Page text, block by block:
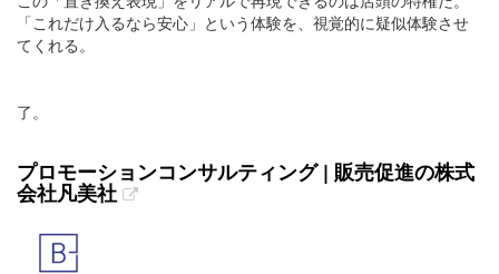
「これだけ入るなら安心」という体験を、視覚的に疑似体験させ
てくれる。
了。
プロモーションコンサルティング | 販売促進の株式
会社凡美社